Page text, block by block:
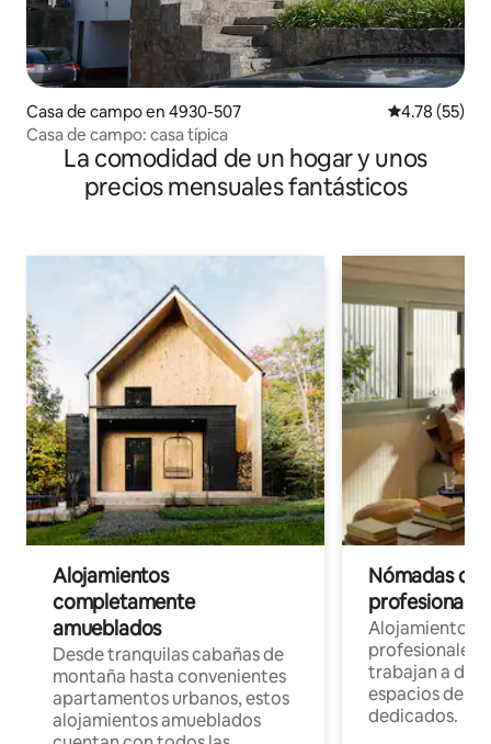
Casa de campo en 4930-507 Calificación
4.78 (55)
Casa de campo: casa típica
La comodidad de un hogar y unos
precios mensuales fantásticos
Alojamientos
completamente
amueblados
Desde tranquilas cabañas de
montaña hasta convenientes
apartamentos urbanos, estos
alojamientos amueblados
Nómadas
Alojamientos
profesionales
trabajan a
espacios de
dedicados.